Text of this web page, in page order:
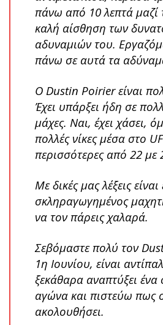
πάνω από 10 λεπτά μαζί
καλή αίσθηση των
αδυναμιών του.
πάνω σε αυτά τα
Ο Dustin Poirier είναι
Έχει υπάρξει ήδη σε
μάχες. Ναι, έχει χάσει,
πολλές νίκες μέσα στο
περισσότερες από 22 με
Με δικές μας λέξεις είναι
σκληραγωγημένος
να τον πάρεις χαλαρά.
Σεβόμαστε πολύ τον
1η Ιουνίου, είναι
ξεκάθαρα αναπτύξει ένα
αγώνα και πιστεύω πως
ακολουθήσει.